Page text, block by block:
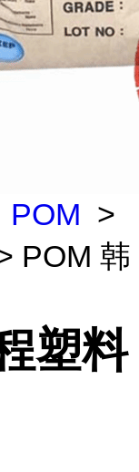
POM >
POM 韩
塑料